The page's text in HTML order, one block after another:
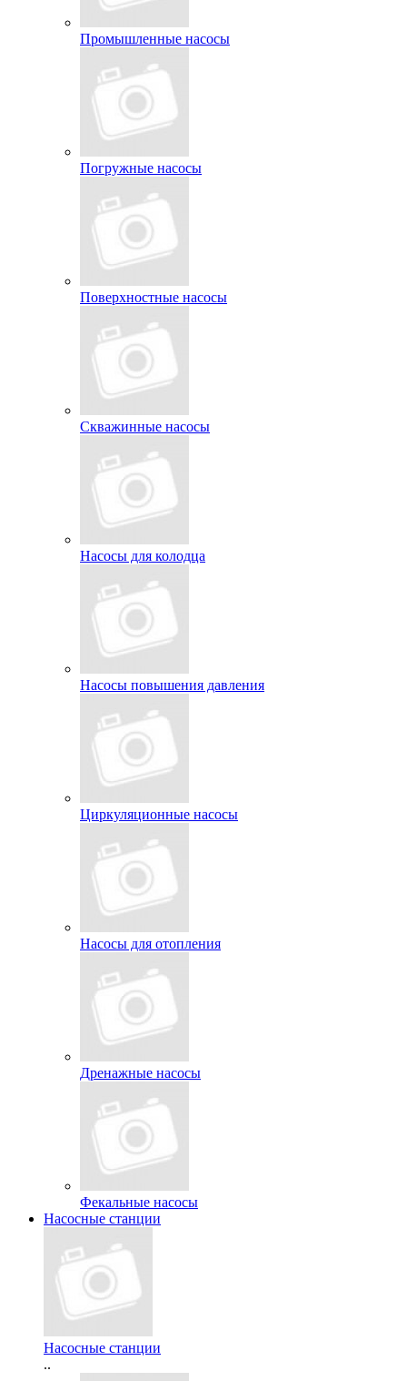
Промышленные насосы
Погружные насосы
Поверхностные насосы
Скважинные насосы
Насосы для колодца
Насосы повышения давления
Циркуляционные насосы
Насосы для отопления
Дренажные насосы
Фекальные насосы
Насосные станции
Насосные станции
..